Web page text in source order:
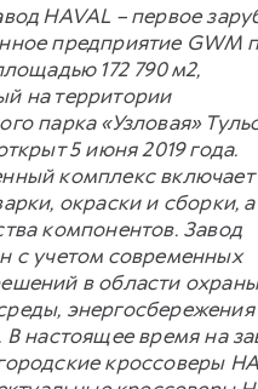
HAVAL – первое
предприятие GWM
172 790 м2,
на территории
парка «Узловая»
5 июня 2019 года.
комплекс включает
окраски и сборки,
компонентов. Завод
с учетом современных
в области
В настоящее время на
кроссоверы